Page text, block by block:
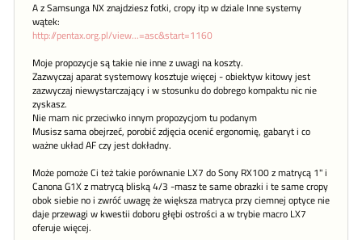
A z Samsunga NX znajdziesz fotki, cropy itp w dziale Inne systemy
wątek:
http://pentax.org.pl/view...=asc&start=1160
Moje propozycje są takie nie inne z uwagi na koszty.
Zazwyczaj aparat systemowy kosztuje więcej - obiektyw kitowy jest
zazwyczaj niewystarczający i w stosunku do dobrego kompaktu nic nie
zyskasz.
Nie mam nic przeciwko innym propozycjom tu podanym
Musisz sama obejrzeć, porobić zdjęcia ocenić ergonomię, gabaryt i co
ważne układ AF czy jest dokładny.
Może pomoże Ci też takie porównanie LX7 do Sony RX100 z matrycą 1" i
Canona G1X z matrycą bliską 4/3 -masz te same obrazki i te same cropy
obok siebie no i zwróć uwagę że większa matryca przy ciemnej optyce nie
daje przewagi w kwestii doboru głębi ostrości a w trybie macro LX7
oferuje więcej.